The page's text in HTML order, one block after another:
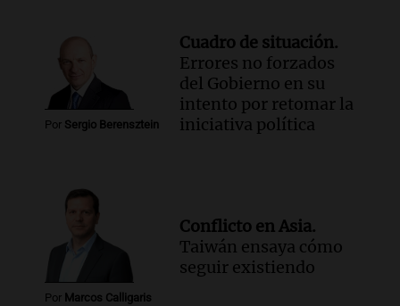
Por Sergio Berensztein
Cuadro de situación.
Errores no forzados
del Gobierno en su
intento por retomar la
iniciativa política
Por Marcos Calligaris
Conflicto en Asia.
Taiwán ensaya cómo
seguir existiendo